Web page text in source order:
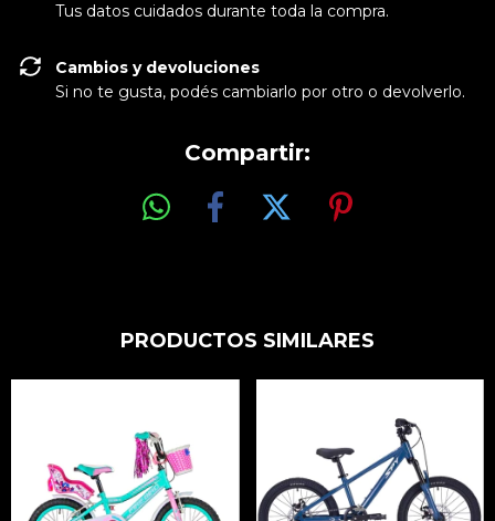
Tus datos cuidados durante toda la compra.
Cambios y devoluciones
Si no te gusta, podés cambiarlo por otro o devolverlo.
Compartir:
PRODUCTOS SIMILARES